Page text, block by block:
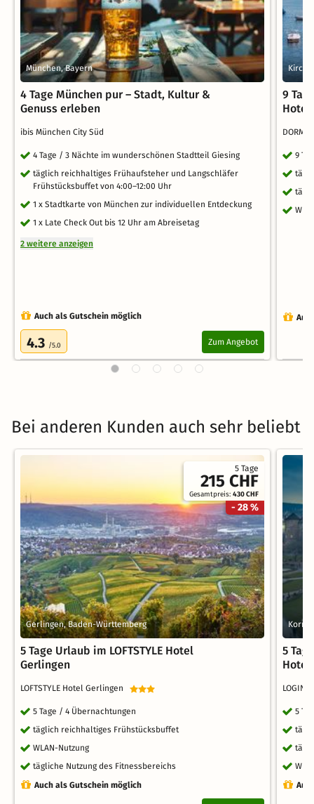
München, Bayern
4 Tage München pur – Stadt, Kultur &
Genuss erleben
ibis München City Süd
4 Tage / 3 Nächte im wunderschönen Stadtteil Giesing
täglich reichhaltiges Frühaufsteher und Langschläfer
Frühstücksbuffet von 4:00–12:00 Uhr
1 x Stadtkarte von München zur individuellen Entdeckung
1 x Late Check Out bis 12 Uhr am Abreisetag
2 weitere anzeigen
Auch als Gutschein möglich
4.3 /5.0 Zum Angebot
9
Hotel
9
Bei anderen Kunden auch sehr beliebt
5 Tage
215 CHF
Gesamtpreis:430 CHF
- 28 %
Gerlingen, Baden-Württemberg
5 Tage Urlaub im LOFTSTYLE Hotel
Gerlingen
LOFTSTYLE Hotel Gerlingen
5 Tage / 4 Übernachtungen
täglich reichhaltiges Frühstücksbuffet
WLAN-Nutzung
tägliche Nutzung des Fitnessbereichs
Auch als Gutschein möglich
5
Hotel
5